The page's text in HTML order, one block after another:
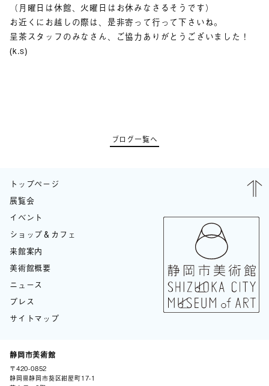
（月曜日は休館、火曜日はお休みなさるそうです）
お近くにお越しの際は、是非寄って行って下さいね。
呈茶スタッフのみなさん、ご協力ありがとうございました！
(k.s)
ブログ一覧へ
トップページ
展覧会
イベント
ショップ＆カフェ
来館案内
美術館概要
ニュース
プレス
サイトマップ
静岡市美術館
〒420-0852
静岡県静岡市葵区紺屋町17-1